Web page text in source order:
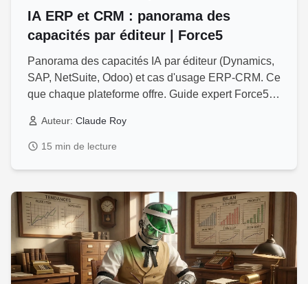
IA ERP et CRM : panorama des
capacités par éditeur | Force5
Panorama des capacités IA par éditeur (Dynamics,
SAP, NetSuite, Odoo) et cas d'usage ERP-CRM. Ce
que chaque plateforme offre. Guide expert Force5
Auteur: Claude Roy
15 min de lecture